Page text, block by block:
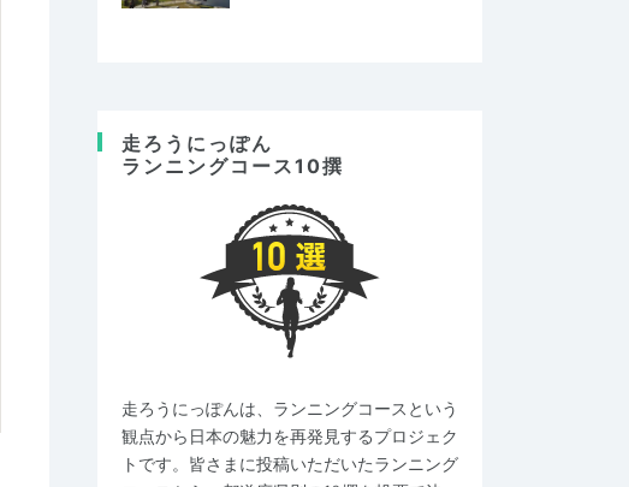
走ろうにっぽん
ランニングコース10撰
走ろうにっぽんは、ランニングコースという
観点から日本の魅力を再発見するプロジェク
トです。皆さまに投稿いただいたランニング